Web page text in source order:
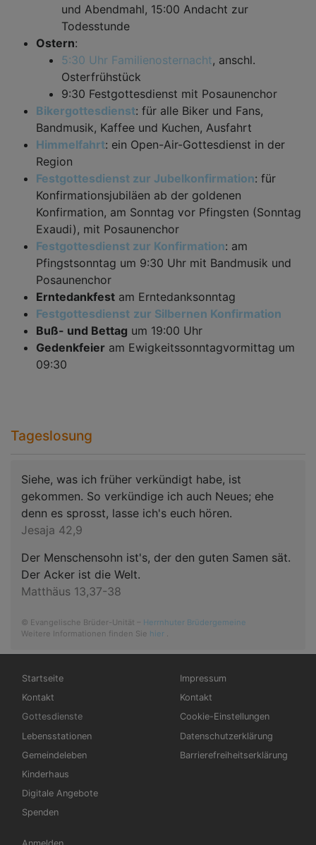
und Abendmahl, 15:00 Andacht zur
Todesstunde
Ostern:
5:30 Uhr Familienosternacht, anschl.
Osterfrühstück
9:30 Festgottesdienst mit Posaunenchor
Bikergottesdienst: für alle Biker und Fans,
Bandmusik, Kaffee und Kuchen, Ausfahrt
Himmelfahrt: ein Open-Air-Gottesdienst in der
Region
Festgottesdienst zur Jubelkonfirmation: für
Konfirmationsjubiläen ab der goldenen
Konfirmation, am Sonntag vor Pfingsten (Sonntag
Exaudi), mit Posaunenchor
Festgottesdienst zur Konfirmation: am
Pfingstsonntag um 9:30 Uhr mit Bandmusik und
Posaunenchor
Erntedankfest am Erntedanksonntag
Festgottesdienst zur Silbernen Konfirmation
Buß- und Bettag um 19:00 Uhr
Gedenkfeier am Ewigkeitssonntagvormittag um
09:30
Tageslosung
Siehe, was ich früher verkündigt habe, ist
gekommen. So verkündige ich auch Neues; ehe
denn es sprosst, lasse ich's euch hören.
Jesaja 42,9
Der Menschensohn ist's, der den guten Samen sät.
Der Acker ist die Welt.
Matthäus 13,37-38
© Evangelische Brüder-Unität – Herrnhuter Brüdergemeine
Weitere Informationen finden Sie hier .
Hauptnavigation
Startseite
Kontakt
Gottesdienste
Lebensstationen
Gemeindeleben
Kinderhaus
Digitale Angebote
Spenden
Fußbereichsmenü
Impressum
Kontakt
Cookie-Einstellungen
Datenschutzerklärung
Barrierefreiheitserklärung
Benutzermenü
Anmelden